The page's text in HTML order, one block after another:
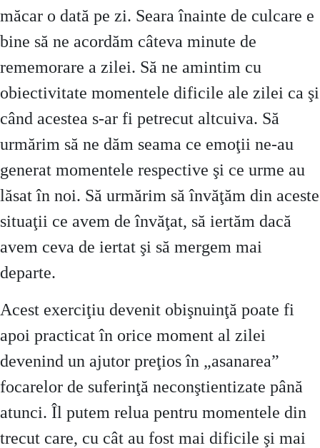
măcar o dată pe zi. Seara înainte de culcare e
bine să ne acordăm câteva minute de
rememorare a zilei. Să ne amintim cu
obiectivitate momentele dificile ale zilei ca şi
când acestea s-ar fi petrecut altcuiva. Să
urmărim să ne dăm seama ce emoţii ne-au
generat momentele respective şi ce urme au
lăsat în noi. Să urmărim să învăţăm din aceste
situaţii ce avem de învăţat, să iertăm dacă
avem ceva de iertat şi să mergem mai
departe.
Acest exerciţiu devenit obişnuinţă poate fi
apoi practicat în orice moment al zilei
devenind un ajutor preţios în „asanarea”
focarelor de suferinţă neconştientizate până
atunci. Îl putem relua pentru momentele din
trecut care, cu cât au fost mai dificile şi mai